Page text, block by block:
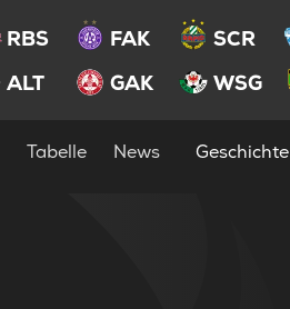
RBS FAK SCR
ALT GAK WSG
Tabelle News Geschichte